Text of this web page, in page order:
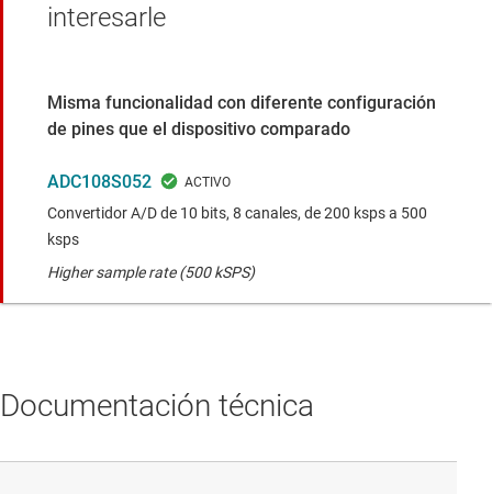
interesarle
Misma funcionalidad con diferente configuración
de pines que el dispositivo comparado
ADC108S052
Convertidor A/D de 10 bits, 8 canales, de 200 ksps a 500
ksps
Higher sample rate (500 kSPS)
Documentación técnica